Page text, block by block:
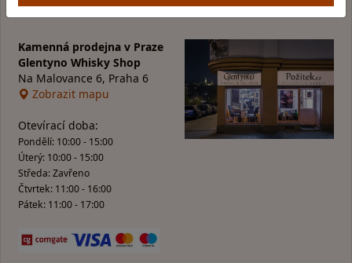
Kamenná prodejna v Praze
Glentyno Whisky Shop
Na Malovance 6, Praha 6
Zobrazit mapu
Otevírací doba:
Pondělí: 10:00 - 15:00
Úterý: 10:00 - 15:00
Středa: Zavřeno
Čtvrtek: 11:00 - 16:00
Pátek: 11:00 - 17:00